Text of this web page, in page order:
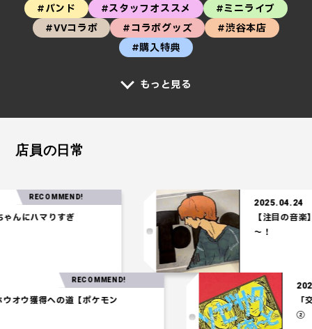
#バンド
#スタッフオススメ
#ミニライブ
#VVコラボ
#コラボグッズ
#渋谷本店
#購入特典
もっと見る
店員の日常
ハマりすぎ
RECOMMEND!
2025.04.24
【注目の音楽】「
～！
】ホウオウ獲得への道【ポケモン
RECOMMEND!